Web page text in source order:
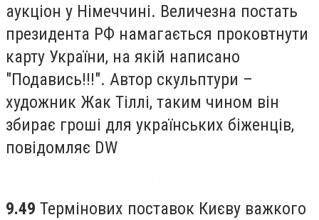
аукціон у Німеччині. Величезна постать
президента РФ намагається проковтнути
карту України, на якій написано
"Подавись!!!". Автор скульптури –
художник Жак Тіллі, таким чином він
збирає гроші для українських біженців,
повідомляє DW
9.49 Термінових поставок Києву важкого